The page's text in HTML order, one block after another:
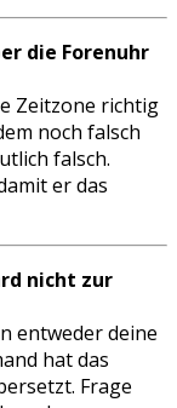
die Forenuhr
Zeitzone richtig
noch falsch
falsch.
er das
nicht zur
entweder deine
hat das
Frage